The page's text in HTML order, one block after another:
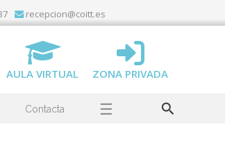
recepcion@coitt.es
AULA VIRTUAL ZONA PRIVADA
Contacta ☰ Buscar